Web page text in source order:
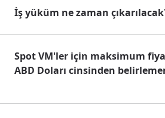
İş yüküm ne zaman
Spot VM'ler için maksimum
ABD Doları cinsinden